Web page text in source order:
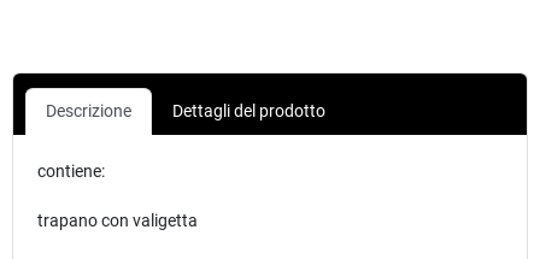
Descrizione Dettagli del prodotto
contiene:
trapano con valigetta